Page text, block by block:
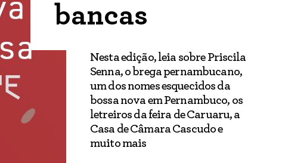
bancas
Nesta edição, leia sobre Priscila
Senna, o brega pernambucano,
um dos nomes esquecidos da
bossa nova em Pernambuco, os
letreiros da feira de Caruaru, a
Casa de Câmara Cascudo e
muito mais